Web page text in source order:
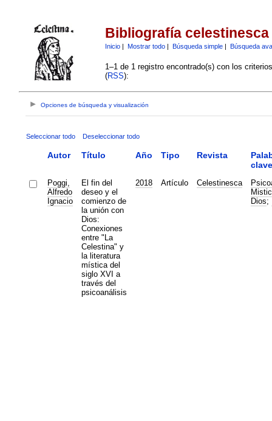
Bibliografía celestinesca
Inicio| Mostrar todo| Búsqueda simple| Búsqueda
1–1 de 1 registro encontrado(s) con los
(RSS):
Opciones de búsqueda y visualización
Seleccionar todo Deseleccionar todo
Autor Título Año Tipo Revista
clave
Poggi,
Alfredo
Ignacio
El fin del
deseo y el
comienzo de
la unión con
Dios:
Conexiones
entre "La
Celestina" y
la literatura
mística del
siglo XVI a
través del
psicoanálisis
2018 Artículo Celestinesca
Dios;